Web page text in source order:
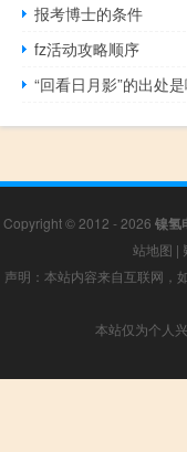
报考博士的条件
fz活动攻略顺序
“回看日月影”的出处
Copyright © 2012 - 2026 镍氢
站地图 |
声明：本站内容来自互联网，
本站仅为个人